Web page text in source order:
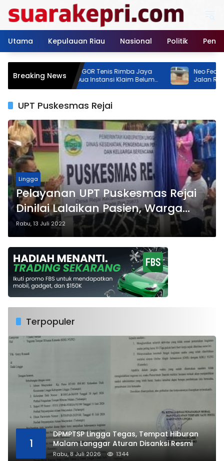
konten
Utama
Kepulauan Riau Nasional Politik
Breaking News
Pembangunan GOR Tenis Rimba Jaya
Jadi Sorotan, Dua Instansi Klaim Belum
Ada Izin
Neo Feodal!
Jalan Rimba
Izin, Pemilik
UPT Puskesmas Rejai
Lingga
Pelayanan UPT Puskesmas Rejai
Dinilai Lalaikan Pasien, Warga
Mengaku Kecewa
Rabu, 13 Juli 2022
Terpopuler
1
DPMPTSP Lingga Tegas, Tempat Hiburan
Malam Langgar Aturan Disanksi Resmi
Rabu, 8 Juli 2026 1344